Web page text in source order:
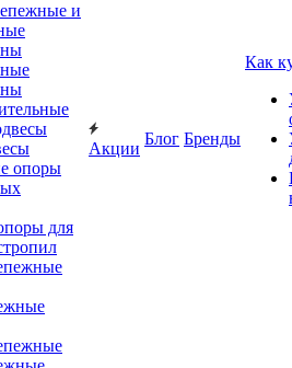
и
для
Акции
Блог Бренды
Как